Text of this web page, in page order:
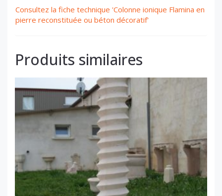
Consultez la fiche technique 'Colonne ionique Flamina en
pierre reconstituée ou béton décoratif'
Produits similaires